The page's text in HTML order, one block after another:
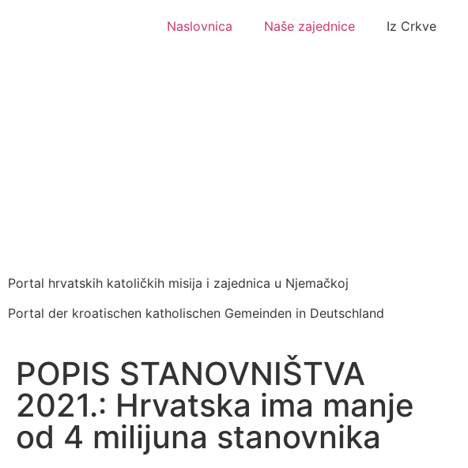
Naslovnica Naše zajednice Iz Crkve
Portal hrvatskih katoličkih misija i zajednica u Njemačkoj
Portal der kroatischen katholischen Gemeinden in Deutschland
POPIS STANOVNIŠTVA
2021.: Hrvatska ima manje
od 4 milijuna stanovnika